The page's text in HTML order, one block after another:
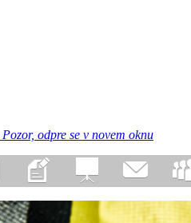
Pozor, odpre se v novem oknu